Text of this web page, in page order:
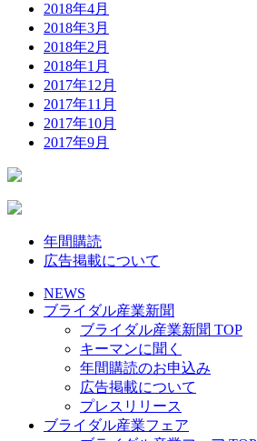
2018年4月
2018年3月
2018年2月
2018年1月
2017年12月
2017年11月
2017年10月
2017年9月
年間購読
広告掲載について
NEWS
ブライダル産業新聞
ブライダル産業新聞 TOP
キーマンに聞く
年間購読のお申込み
広告掲載について
プレスリリース
ブライダル産業フェア